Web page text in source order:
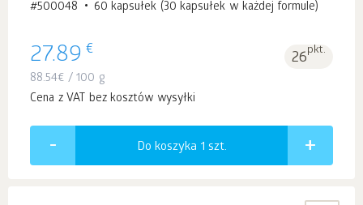
#500048 60 kapsułek (30 kapsułek w każdej formule)
27.89 € 26pkt.
88.54€ / 100 g
Cena z VAT bez kosztów wysyłki
Do koszyka 1 szt.